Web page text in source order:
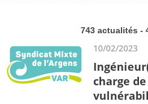
743 actualités -
10/02/2023
charge